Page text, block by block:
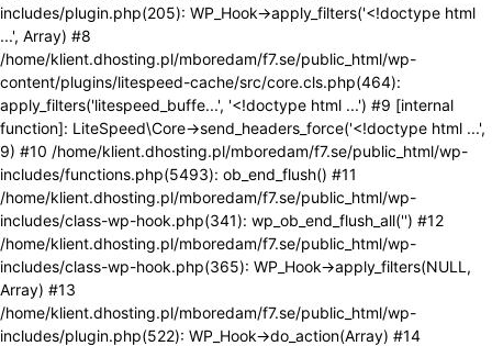
includes/plugin.php(205): WP_Hook->apply_filters('<!doctype html
...', Array) #8
/home/klient.dhosting.pl/mboredam/f7.se/public_html/wp-
content/plugins/litespeed-cache/src/core.cls.php(464):
apply_filters('litespeed_buffe...', '<!doctype html ...') #9 [internal
function]: LiteSpeed\Core->send_headers_force('<!doctype html ...',
9) #10 /home/klient.dhosting.pl/mboredam/f7.se/public_html/wp-
includes/functions.php(5493): ob_end_flush() #11
/home/klient.dhosting.pl/mboredam/f7.se/public_html/wp-
includes/class-wp-hook.php(341): wp_ob_end_flush_all('') #12
/home/klient.dhosting.pl/mboredam/f7.se/public_html/wp-
includes/class-wp-hook.php(365): WP_Hook->apply_filters(NULL,
Array) #13
/home/klient.dhosting.pl/mboredam/f7.se/public_html/wp-
includes/plugin.php(522): WP_Hook->do_action(Array) #14